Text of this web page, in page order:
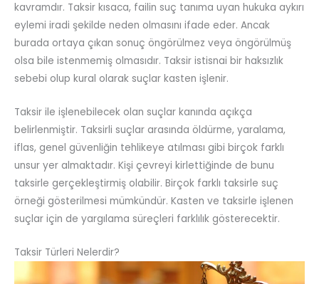
kavramdır. Taksir kısaca, failin suç tanıma uyan hukuka aykırı
eylemi iradi şekilde neden olmasını ifade eder. Ancak
burada ortaya çıkan sonuç öngörülmez veya öngörülmüş
olsa bile istenmemiş olmasıdır. Taksir istisnai bir haksızlık
sebebi olup kural olarak suçlar kasten işlenir.
Taksir ile işlenebilecek olan suçlar kanında açıkça
belirlenmiştir. Taksirli suçlar arasında öldürme, yaralama,
iflas, genel güvenliğin tehlikeye atılması gibi birçok farklı
unsur yer almaktadır. Kişi çevreyi kirlettiğinde de bunu
taksirle gerçekleştirmiş olabilir. Birçok farklı taksirle suç
örneği gösterilmesi mümkündür. Kasten ve taksirle işlenen
suçlar için de yargılama süreçleri farklılık gösterecektir.
Taksir Türleri Nelerdir?